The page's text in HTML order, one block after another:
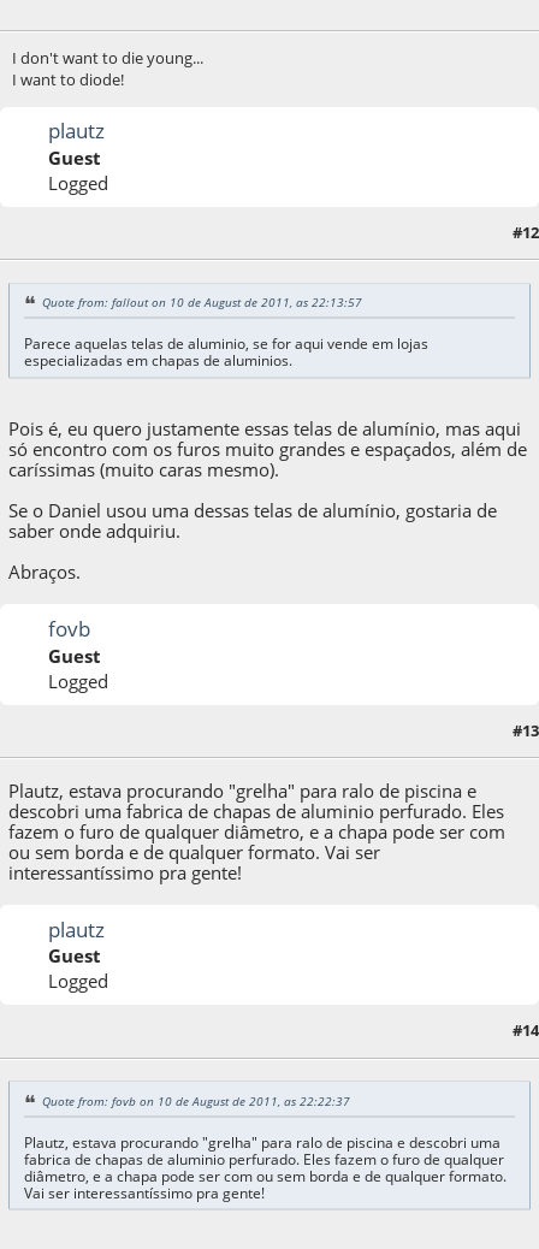
I don't want to die young...
I want to diode!
plautz
Guest
Logged
#12
Quote from: fallout on 10 de August de 2011, as 22:13:57
Parece aquelas telas de aluminio, se for aqui vende em lojas
especializadas em chapas de aluminios.
Pois é, eu quero justamente essas telas de alumínio, mas aqui
só encontro com os furos muito grandes e espaçados, além de
caríssimas (muito caras mesmo).
Se o Daniel usou uma dessas telas de alumínio, gostaria de
saber onde adquiriu.
Abraços.
fovb
Guest
Logged
#13
Plautz, estava procurando "grelha" para ralo de piscina e
descobri uma fabrica de chapas de aluminio perfurado. Eles
fazem o furo de qualquer diâmetro, e a chapa pode ser com
ou sem borda e de qualquer formato. Vai ser
interessantíssimo pra gente!
plautz
Guest
Logged
#14
Quote from: fovb on 10 de August de 2011, as 22:22:37
Plautz, estava procurando "grelha" para ralo de piscina e descobri uma
fabrica de chapas de aluminio perfurado. Eles fazem o furo de qualquer
diâmetro, e a chapa pode ser com ou sem borda e de qualquer formato.
Vai ser interessantíssimo pra gente!